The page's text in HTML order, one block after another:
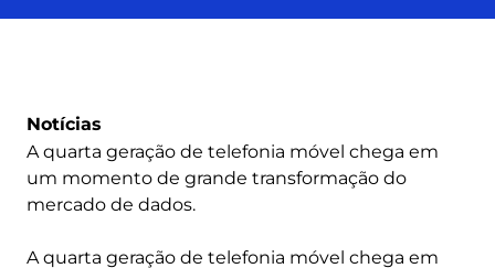
Notícias
A quarta geração de telefonia móvel chega em
um momento de grande transformação do
mercado de dados.
A quarta geração de telefonia móvel chega em